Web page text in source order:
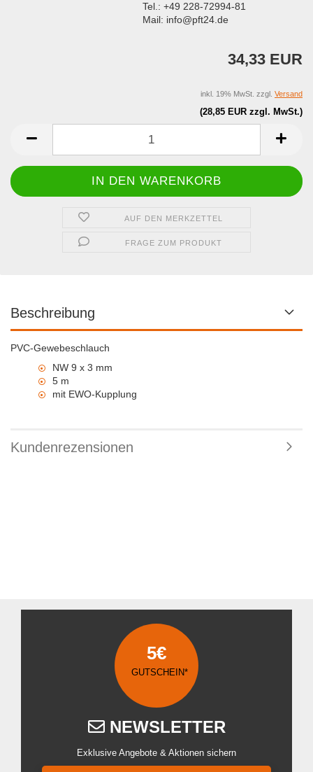
Tel.: +49 228-72994-81
Mail: info@pft24.de
34,33 EUR
(28,85 EUR zzgl. MwSt.)
inkl. 19% MwSt. zzgl. Versand
AUF DEN MERKZETTEL
FRAGE ZUM PRODUKT
Beschreibung
PVC-Gewebeschlauch
NW 9 x 3 mm
5 m
mit EWO-Kupplung
Kundenrezensionen
5€
GUTSCHEIN*
NEWSLETTER
Exklusive Angebote & Aktionen sichern